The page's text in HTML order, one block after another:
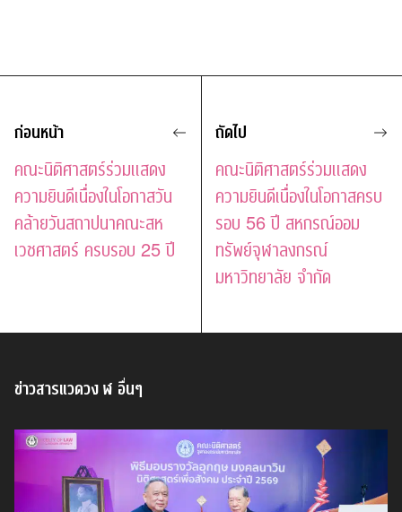
ก่อนหน้า
คณะนิติศาสตร์ร่วมแสดง
ความยินดีเนื่องในโอกาสวัน
คล้ายวันสถาปนาคณะสห
เวชศาสตร์ ครบรอบ 25 ปี
ถัดไป
คณะนิติศาสตร์ร่วมแสดง
ความยินดีเนื่องในโอกาสครบ
รอบ 56 ปี สหกรณ์ออม
ทรัพย์จุฬาลงกรณ์
มหาวิทยาลัย จำกัด
ข่าวสารแวดวง ฬ อื่นๆ